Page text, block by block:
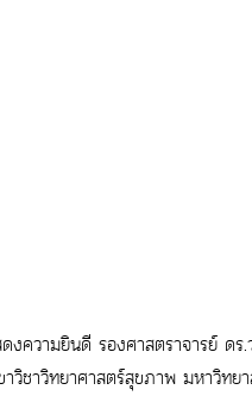
ความยินดี รองศาสตราจารย์ ดร
วิชาวิทยาศาสตร์สุขภาพ มหาวิทย